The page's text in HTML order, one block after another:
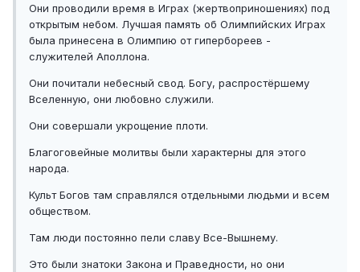
Они проводили время в Играх (жертвоприношениях) под
открытым небом. Лучшая память об Олимпийских Играх
была принесена в Олимпию от гипербореев -
служителей Аполлона.
Они почитали небесный свод. Богу, распростёршему
Вселенную, они любовно служили.
Они совершали укрощение плоти.
Благоговейные молитвы были характерны для этого
народа.
Культ Богов там справлялся отдельными людьми и всем
обществом.
Там люди постоянно пели славу Все-Вышнему.
Это были знатоки Закона и Праведности, но они